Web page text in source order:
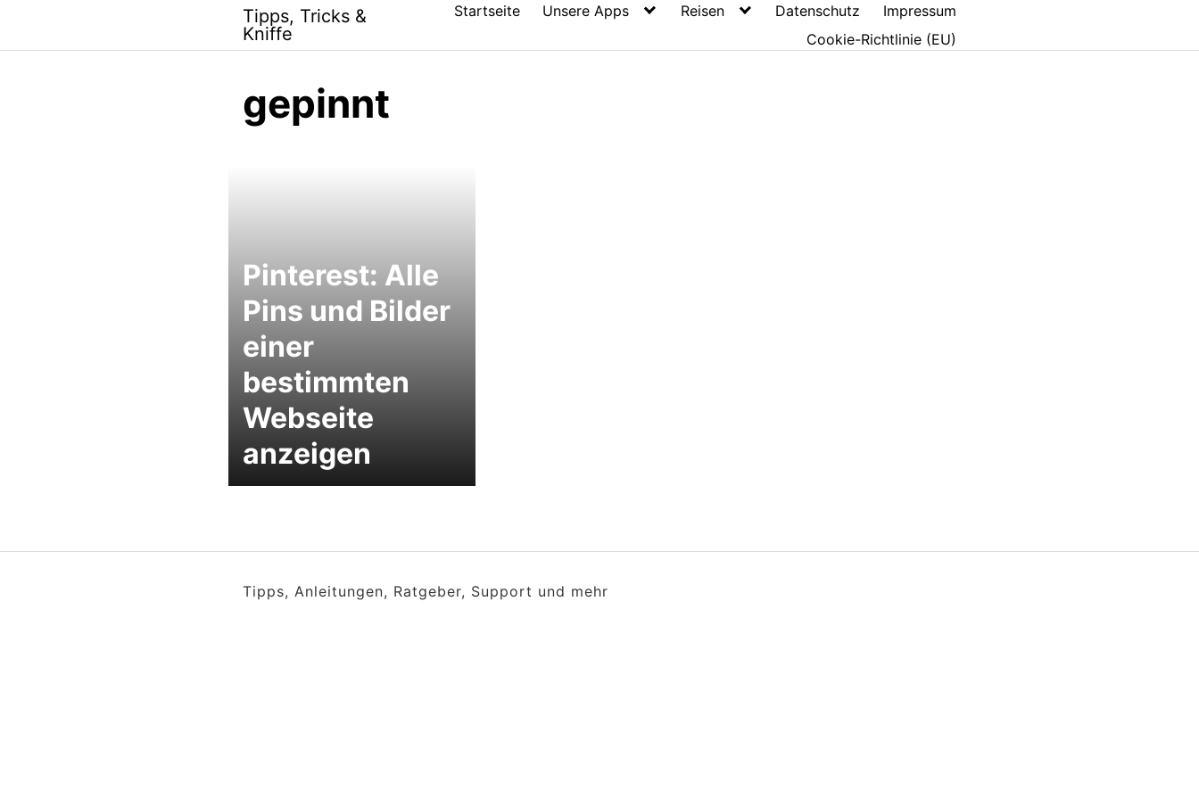
content
Tipps, Tricks &
Kniffe
Startseite Unsere Apps Reisen Datenschutz
Impressum
Cookie-Richtlinie (EU)
gepinnt
Pinterest: Alle
Pins und Bilder
einer
bestimmten
Webseite
anzeigen
Tipps, Anleitungen, Ratgeber, Support und mehr